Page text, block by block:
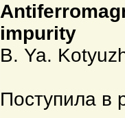
impurity
B. Ya.
Поступила в